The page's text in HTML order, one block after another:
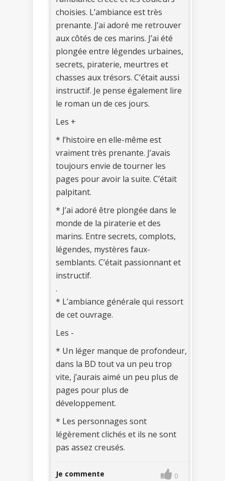
choisies. L’ambiance est très
prenante. J’ai adoré me retrouver
aux côtés de ces marins. J’ai été
plongée entre légendes urbaines,
secrets, piraterie, meurtres et
chasses aux trésors. C’était aussi
instructif. Je pense également lire
le roman un de ces jours.
Les +
* l’histoire en elle-même est
vraiment très prenante. J’avais
toujours envie de tourner les
pages pour avoir la suite. C’était
palpitant.
* J’ai adoré être plongée dans le
monde de la piraterie et des
marins. Entre secrets, complots,
légendes, mystères faux-
semblants. C’était passionnant et
instructif.
.
* L’ambiance générale qui ressort
de cet ouvrage.
Les -
* Un léger manque de profondeur,
dans la BD tout va un peu trop
vite, j’aurais aimé un peu plus de
pages pour plus de
développement.
* Les personnages sont
légèrement clichés et ils ne sont
pas assez creusés.
Je commente 0